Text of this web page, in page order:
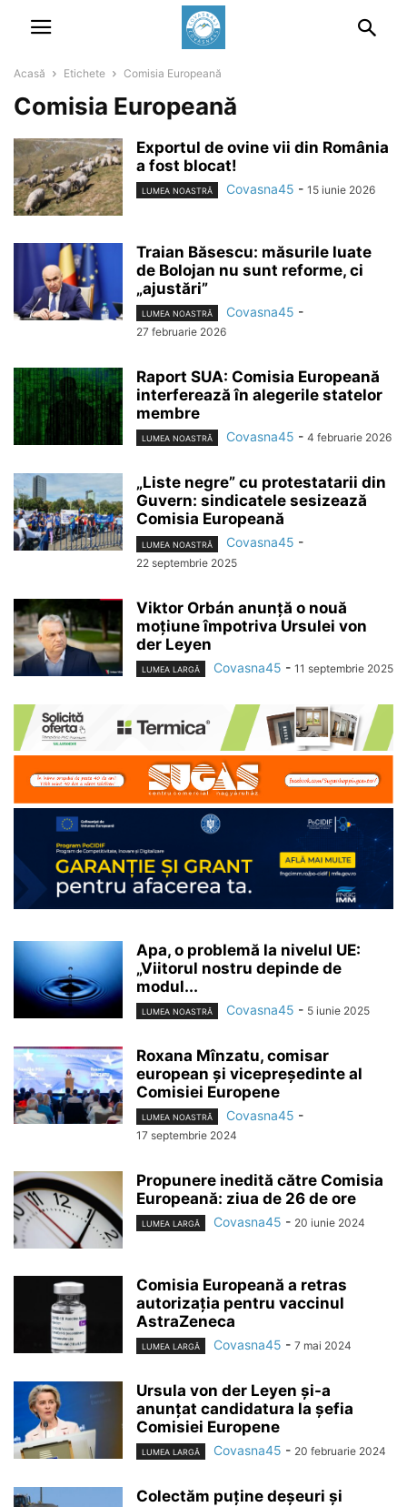
Acasă Etichete Comisia Europeană
Comisia Europeană
Exportul de ovine vii din România
a fost blocat!
LUMEA NOASTRĂ Covasna45 - 15 iunie 2026
Traian Băsescu: măsurile luate
de Bolojan nu sunt reforme, ci
„ajustări”
LUMEA NOASTRĂ Covasna45 -
27 februarie 2026
Raport SUA: Comisia Europeană
interferează în alegerile statelor
membre
LUMEA NOASTRĂ Covasna45 - 4 februarie 2026
„Liste negre” cu protestatarii din
Guvern: sindicatele sesizează
Comisia Europeană
LUMEA NOASTRĂ Covasna45 -
22 septembrie 2025
Viktor Orbán anunță o nouă
moțiune împotriva Ursulei von
der Leyen
LUMEA LARGĂ Covasna45 - 11 septembrie 2025
Apa, o problemă la nivelul UE:
„Viitorul nostru depinde de
modul...
LUMEA NOASTRĂ Covasna45 - 5 iunie 2025
Roxana Mînzatu, comisar
european și vicepreședinte al
Comisiei Europene
LUMEA NOASTRĂ Covasna45 -
17 septembrie 2024
Propunere inedită către Comisia
Europeană: ziua de 26 de ore
LUMEA LARGĂ Covasna45 - 20 iunie 2024
Comisia Europeană a retras
autorizația pentru vaccinul
AstraZeneca
LUMEA LARGĂ Covasna45 - 7 mai 2024
Ursula von der Leyen și-a
anunțat candidatura la șefia
Comisiei Europene
LUMEA LARGĂ Covasna45 - 20 februarie 2024
Colectăm puține deșeuri și